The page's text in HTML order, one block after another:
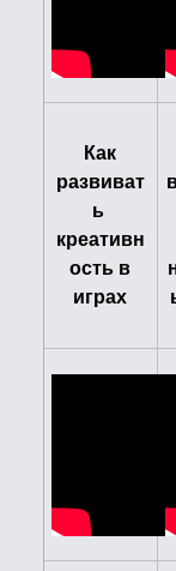
Как
развиват
ь
креативн
ость в
играх